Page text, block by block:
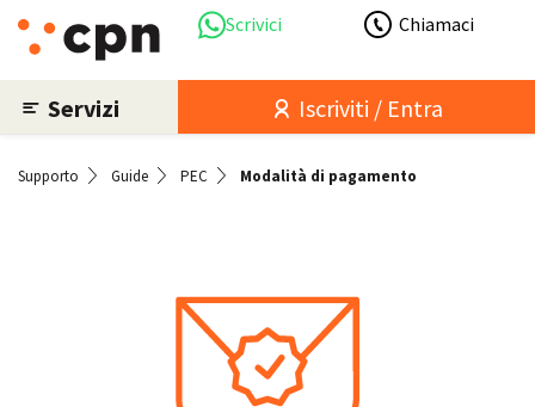
Scrivici Chiamaci
Servizi Iscriviti / Entra
Supporto Guide PEC Modalità di pagamento